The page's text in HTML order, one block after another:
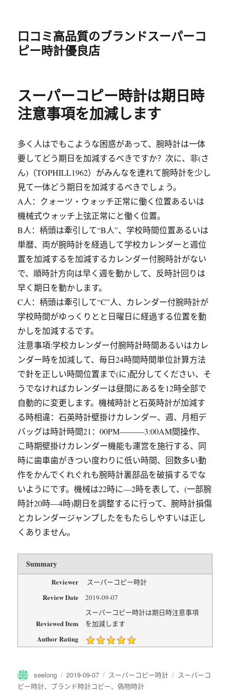
口コミ高品質のブランドスーパーコ
ピー時計優良店
スーパーコピー時計は期日時
注意事項を加減します
多く人はでもこような困惑があって、腕時計は一体
要してどう期日を加減するべきですか？次に、非(さ
ん)（TOPHILL1962）がみんなを連れて腕時計を少し
見て一体どう期日を加減するべきでしょう。
A人：クォーツ・ウォッチ正常に働く位置あるいは
機械式ウォッチ上弦正常にと働く位置。
B人：柄頭は牽引して“B人”、学校時間位置あるいは
単暦、両が腕時計を経過して学校カレンダーと週位
置を加減するを加減するカレンダー付腕時計がない
で、順時計方向は早く週を動かして、反時計回りは
早く期日を動かします。
C人：柄頭は牽引して“C”人、カレンダー付腕時計が
学校時間がゆっくりとと日曜日に経過する位置を動
かしを加減するです。
注意事項:学校カレンダー付腕時計時間あるいはカレ
ンダー時を加減して、毎日24時間時間単位計算方法
で針を正しい時間位置まで(に)配分してください、そ
うでなければカレンダーは昼間にあるを12時全部で
自動的に変更します。機械時計と石英時計が加減す
る時相違：石英時計壁掛けカレンダー、週、月相デ
バッグは時計時間21：00PM―――3:00AM間操作、
こ時期壁掛けカレンダー機能も運営を施行する、同
時に歯車歯がきつい度わりに低い時間、回数多い動
作をかんでくれぐれも腕時計裏部品を破損するでな
いようにです。機械は22時に―2時を表して、(一部腕
時計20時―4時)期日を調整するに行って、腕時計損傷
とカレンダージャンプしたをもたらしやすいは正し
くありません。
Summary
Reviewer スーパーコピー時計
Review Date 2019-09-07
Reviewed Item
スーパーコピー時計は期日時注意事項
を加減します
Author Rating
作
者
seelong
发
布
2019-09-07
分
类
スーパーコピー時計
标
スーパーコ
ピー時計、 ブランド時計コピー、偽物時計